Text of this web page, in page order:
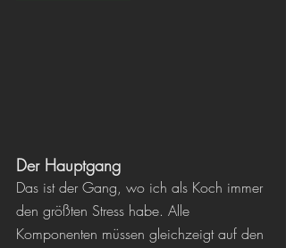
Der Hauptgang
Das ist der Gang, wo ich als Koch immer
den größten Stress habe. Alle
Komponenten müssen gleichzeigt auf den